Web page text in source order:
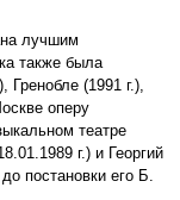
лучшим
также была
(1991 г.),
оперу
театре
г.) и Георгий
постановки его Б.